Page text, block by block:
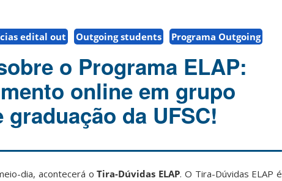
edital out Outgoing students Programa Outgoing
o Programa ELAP:
online em grupo
da UFSC!
dia, acontecerá oTira-Dúvidas ELAP. O Tira-Dúvidas ELAP é